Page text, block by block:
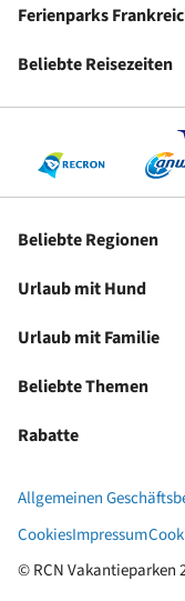
Ferienparks
Beliebte Reisezeiten
Beliebte Regionen
Urlaub mit Hund
Urlaub mit Familie
Beliebte Themen
Rabatte
© RCN Vakantieparken
Allgemeinen
CookiesImpressum